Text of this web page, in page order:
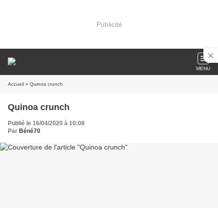
Publicité
MENU
Accueil » Quinoa crunch
Quinoa crunch
Publié le 16/04/2020 à 10:08
Par Béné70